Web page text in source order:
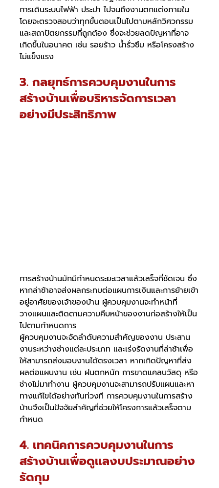
การเดินระบบไฟฟ้า ประปา ไปจนถึงงานตกแต่งภายใน
โดยจะตรวจสอบว่าทุกขั้นตอนเป็นไปตามหลักวิศวกรรม
และสถาปัตยกรรมที่ถูกต้อง ซึ่งจะช่วยลดปัญหาที่อาจ
เกิดขึ้นในอนาคต เช่น รอยร้าว น้ำรั่วซึม หรือโครงสร้าง
ไม่แข็งแรง
3. กลยุทธ์การควบคุมงานในการ
สร้างบ้านเพื่อบริหารจัดการเวลา
อย่างมีประสิทธิภาพ
การสร้างบ้านมักมีกำหนดระยะเวลาแล้วเสร็จที่ชัดเจน ซึ่ง
หากล่าช้าอาจส่งผลกระทบต่อแผนการเงินและการย้ายเข้า
อยู่อาศัยของเจ้าของบ้าน ผู้ควบคุมงานจะทำหน้าที่
วางแผนและติดตามความคืบหน้าของงานก่อสร้างให้เป็น
ไปตามกำหนดการ
ผู้ควบคุมงานจะจัดลำดับความสำคัญของงาน ประสาน
งานระหว่างช่างแต่ละประเภท และเร่งรัดงานที่ล่าช้าเพื่อ
ให้สามารถส่งมอบงานได้ตรงเวลา หากเกิดปัญหาที่ส่ง
ผลต่อแผนงาน เช่น ฝนตกหนัก การขาดแคลนวัสดุ หรือ
ช่างไม่มาทำงาน ผู้ควบคุมงานจะสามารถปรับแผนและหา
ทางแก้ไขได้อย่างทันท่วงที การควบคุมงานในการสร้าง
บ้านจึงเป็นปัจจัยสำคัญที่ช่วยให้โครงการแล้วเสร็จตาม
กำหนด
4. เทคนิคการควบคุมงานในการ
สร้างบ้านเพื่อดูแลงบประมาณอย่าง
รัดกุม